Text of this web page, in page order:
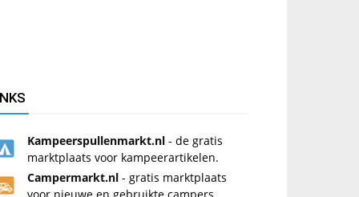
Kampeerspullenmarkt.nl - de gratis
marktplaats voor kampeerartikelen.
Campermarkt.nl - gratis marktplaats